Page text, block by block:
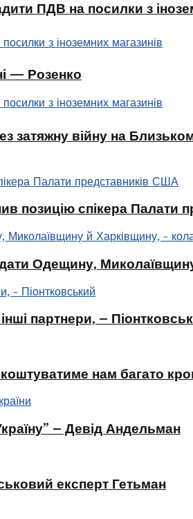
ПДВ на посилки з
— Розенко
затяжну війну на
позицію спікера Палати
Одещину,
партнери, –
нам багато
– Девід Андельман
експерт Гетьман